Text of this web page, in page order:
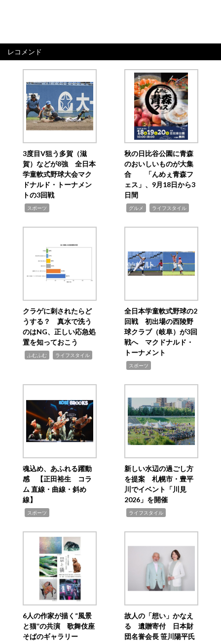
レコメンド
3度目V狙う多賀（滋
賀）などが8強 全日本
学童軟式野球大会マク
ドナルド・トーナメン
トの3回戦
スポーツ
秋の日比谷公園に青森
のおいしいものが大集
合 「んめぇ青森フ
ェス」、9月18日から3
日間
グルメ ライフスタイル
クラゲに刺されたらど
うする？ 真水で洗う
のはNG、正しい応急処
置を知っておこう
ふむふむ ライフスタイル
全日本学童軟式野球の2
回戦 初出場の西陵野
球クラブ（岐阜）が3回
戦へ マクドナルド・
トーナメント
スポーツ
魂込め、あふれる躍動
感 【正田裕生 コラ
ム 直線・曲線・斜め
線】
スポーツ
新しい水辺の過ごし方
を提案 札幌市・豊平
川でイベント「川見
2026」を開催
ライフスタイル
6人の作家が描く“風景
と猫”の共演 歌舞伎座
そばのギャラリー
故人の「想い」かなえ
る 遺贈寄付 日本財
団名誉会長 笹川陽平氏